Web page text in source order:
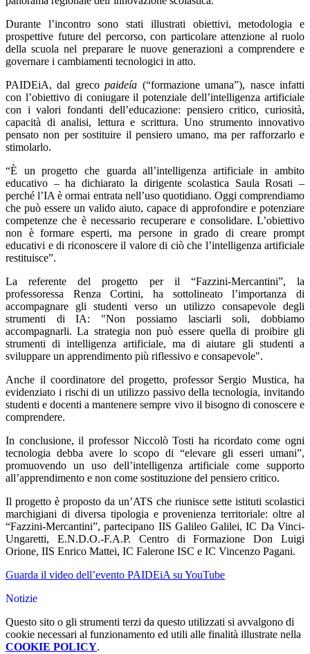
Durante l’incontro sono stati illustrati obiettivi, metodologia e
prospettive future del percorso, con particolare attenzione al ruolo
della scuola nel preparare le nuove generazioni a comprendere e
governare i cambiamenti tecnologici in atto.
PAIDEiA, dal grecopaideía (“formazione umana”), nasce infatti
con l’obiettivo di coniugare il potenziale dell’intelligenza artificiale
con i valori fondanti dell’educazione: pensiero critico, curiosità,
capacità di analisi, lettura e scrittura. Uno strumento innovativo
pensato non per sostituire il pensiero umano, ma per rafforzarlo e
stimolarlo.
“È un progetto che guarda all’intelligenza artificiale in ambito
educativo – ha dichiarato la dirigente scolastica Saula Rosati –
perché l’IA è ormai entrata nell’uso quotidiano. Oggi comprendiamo
che può essere un valido aiuto, capace di approfondire e potenziare
competenze che è necessario recuperare e consolidare. L’obiettivo
non è formare esperti, ma persone in grado di creare prompt
educativi e di riconoscere il valore di ciò che l’intelligenza artificiale
restituisce”.
La referente del progetto per il “Fazzini-Mercantini”, la
professoressa Renza Cortini, ha sottolineato l’importanza di
accompagnare gli studenti verso un utilizzo consapevole degli
strumenti di IA: "Non possiamo lasciarli soli, dobbiamo
accompagnarli. La strategia non può essere quella di proibire gli
strumenti di intelligenza artificiale, ma di aiutare gli studenti a
sviluppare un apprendimento più riflessivo e consapevole".
Anche il coordinatore del progetto, professor Sergio Mustica, ha
evidenziato i rischi di un utilizzo passivo della tecnologia, invitando
studenti e docenti a mantenere sempre vivo il bisogno di conoscere e
comprendere.
In conclusione, il professor Niccolò Tosti ha ricordato come ogni
tecnologia debba avere lo scopo di “elevare gli esseri umani”,
promuovendo un uso dell’intelligenza artificiale come supporto
all’apprendimento e non come sostituzione del pensiero critico.
Il progetto è proposto da un’ATS che riunisce sette istituti scolastici
marchigiani di diversa tipologia e provenienza territoriale: oltre al
“Fazzini-Mercantini”, partecipano IIS Galileo Galilei, IC Da Vinci-
Ungaretti, E.N.D.O.-F.A.P. Centro di Formazione Don Luigi
Orione, IIS Enrico Mattei, IC Falerone ISC e IC Vincenzo Pagani.
Guarda il video dell’evento PAIDEiA su YouTube
Notizie
Questo sito o gli strumenti terzi da questo utilizzati si avvalgono di
cookie necessari al funzionamento ed utili alle finalità illustrate nella
COOKIE POLICY.